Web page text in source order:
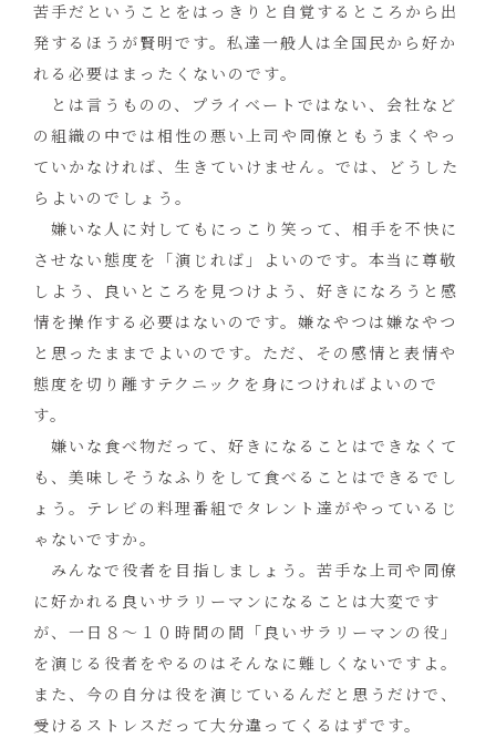
苦手だということをはっきりと自覚するところから出
発するほうが賢明です。私達一般人は全国民から好か
れる必要はまったくないのです。
とは言うものの、プライベートではない、会社など
の組織の中では相性の悪い上司や同僚ともうまくやっ
ていかなければ、生きていけません。では、どうした
らよいのでしょう。
嫌いな人に対してもにっこり笑って、相手を不快に
させない態度を「演じれば」よいのです。本当に尊敬
しよう、良いところを見つけよう、好きになろうと感
情を操作する必要はないのです。嫌なやつは嫌なやつ
と思ったままでよいのです。ただ、その感情と表情や
態度を切り離すテクニックを身につければよいので
す。
嫌いな食べ物だって、好きになることはできなくて
も、美味しそうなふりをして食べることはできるでし
ょう。テレビの料理番組でタレント達がやっているじ
ゃないですか。
みんなで役者を目指しましょう。苦手な上司や同僚
に好かれる良いサラリーマンになることは大変です
が、一日８～１０時間の間「良いサラリーマンの役」
を演じる役者をやるのはそんなに難しくないですよ。
また、今の自分は役を演じているんだと思うだけで、
受けるストレスだって大分違ってくるはずです。